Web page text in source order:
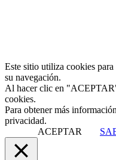
Este sitio utiliza cookies
su navegación.
Al hacer clic en
cookies.
Para obtener más
privacidad.
ACEPTAR